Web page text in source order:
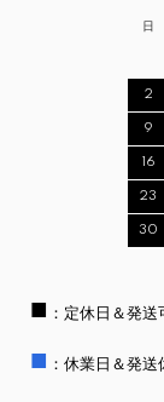
日
2
9
16
23
30
■ ：定休日＆発送
■ ：休業日＆発送